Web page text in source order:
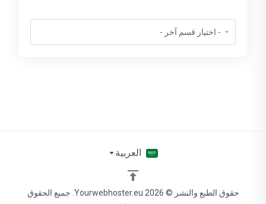
حقوق الطبع والنشر © 2026 Yourwebhoster.eu. جميع الحقوق
العربية